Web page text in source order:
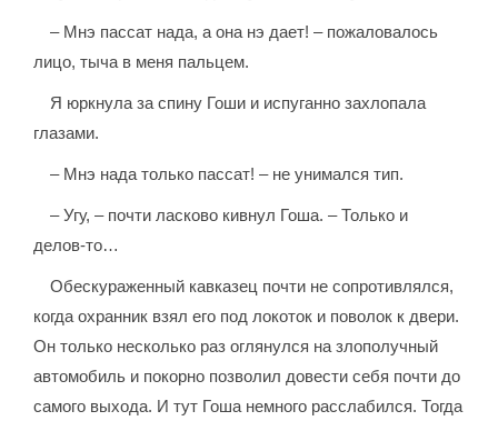
– Мнэ пассат нада, а она нэ дает! – пожаловалось
лицо, тыча в меня пальцем.
Я юркнула за спину Гоши и испуганно захлопала
глазами.
– Мнэ нада только пассат! – не унимался тип.
– Угу, – почти ласково кивнул Гоша. – Только и
делов-то…
Обескураженный кавказец почти не сопротивлялся,
когда охранник взял его под локоток и поволок к двери.
Он только несколько раз оглянулся на злополучный
автомобиль и покорно позволил довести себя почти до
самого выхода. И тут Гоша немного расслабился. Тогда